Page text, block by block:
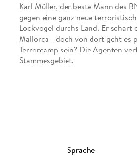
Karl Müller, der beste Mann des
gegen eine ganz neue
Lockvogel durchs Land. Er schart
Mallorca - doch von dort geht es
Terrorcamp sein? Die Agenten
Stammesgebiet.
Sprache